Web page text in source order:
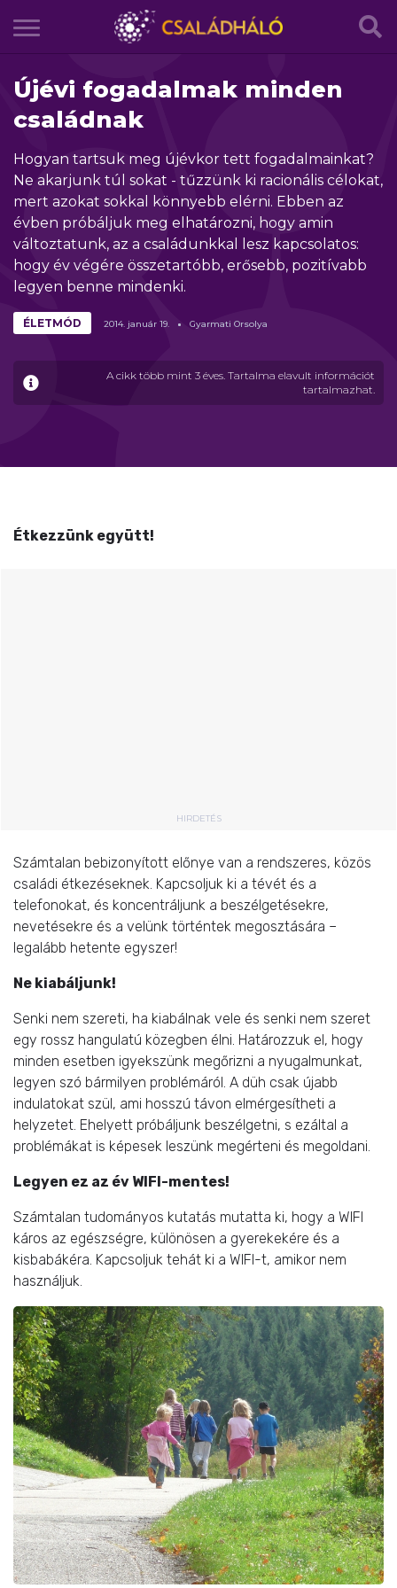
Újévi fogadalmak minden
családnak
Hogyan tartsuk meg újévkor tett fogadalmainkat?
Ne akarjunk túl sokat - tűzzünk ki racionális célokat,
mert azokat sokkal könnyebb elérni. Ebben az
évben próbáljuk meg elhatározni, hogy amin
változtatunk, az a családunkkal lesz kapcsolatos:
hogy év végére összetartóbb, erősebb, pozitívabb
legyen benne mindenki.
A cikk több mint 3 éves. Tartalma elavult információt
tartalmazhat.
ÉLETMÓD 2014. január 19. Gyarmati Orsolya
Étkezzünk együtt!
HIRDETÉS
Számtalan bebizonyított előnye van a rendszeres, közös
családi étkezéseknek. Kapcsoljuk ki a tévét és a
telefonokat, és koncentráljunk a beszélgetésekre,
nevetésekre és a velünk történtek megosztására –
legalább hetente egyszer!
Ne kiabáljunk!
Senki nem szereti, ha kiabálnak vele és senki nem szeret
egy rossz hangulatú közegben élni. Határozzuk el, hogy
minden esetben igyekszünk megőrizni a nyugalmunkat,
legyen szó bármilyen problémáról. A düh csak újabb
indulatokat szül, ami hosszú távon elmérgesítheti a
helyzetet. Ehelyett próbáljunk beszélgetni, s ezáltal a
problémákat is képesek leszünk megérteni és megoldani.
Legyen ez az év WIFI-mentes!
Számtalan tudományos kutatás mutatta ki, hogy a WIFI
káros az egészségre, különösen a gyerekekére és a
kisbabákéra. Kapcsoljuk tehát ki a WIFI-t, amikor nem
használjuk.